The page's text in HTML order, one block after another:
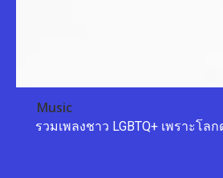
Music
รวมเพลงชาว LGBTQ+ เพราะโ